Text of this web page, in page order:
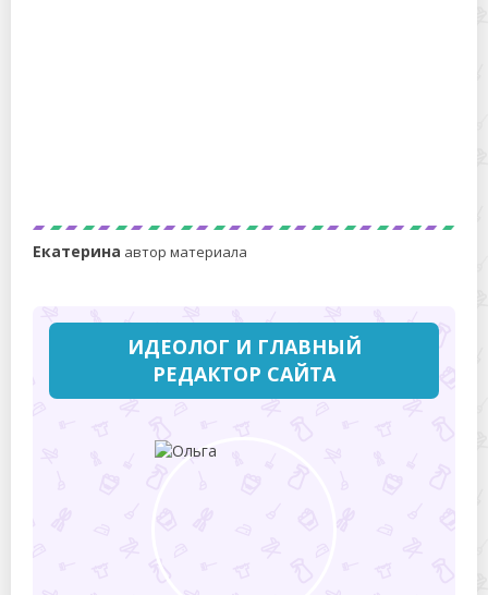
Екатерина автор материала
ИДЕОЛОГ И ГЛАВНЫЙ
РЕДАКТОР САЙТА